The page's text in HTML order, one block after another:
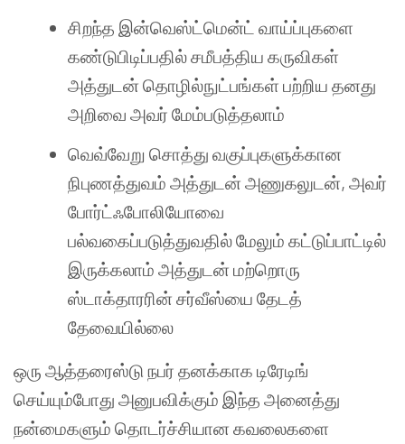
சிறந்த இன்வெஸ்ட்மென்ட் வாய்ப்புகளை
கண்டுபிடிப்பதில் சமீபத்திய கருவிகள்
அத்துடன் தொழில்நுட்பங்கள் பற்றிய தனது
அறிவை அவர் மேம்படுத்தலாம்
வெவ்வேறு சொத்து வகுப்புகளுக்கான
நிபுணத்துவம் அத்துடன் அணுகலுடன், அவர்
போர்ட்ஃபோலியோவை
பல்வகைப்படுத்துவதில் மேலும் கட்டுப்பாட்டில்
இருக்கலாம் அத்துடன் மற்றொரு
ஸ்டாக்தாரரின் சர்வீஸ்யை தேடத்
தேவையில்லை
ஒரு ஆத்தரைஸ்டு நபர் தனக்காக டிரேடிங்
செய்யும்போது அனுபவிக்கும் இந்த அனைத்து
நன்மைகளும் தொடர்ச்சியான கவலைகளை